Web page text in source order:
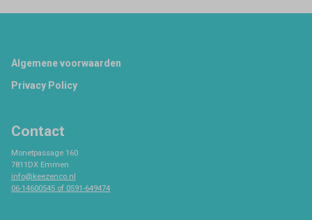
Footer
Algemene voorwaarden
Privacy Policy
Contact
Monetpassage 160
7811DX Emmen
info@keezenco.nl
06-14600545 of 0591-649474